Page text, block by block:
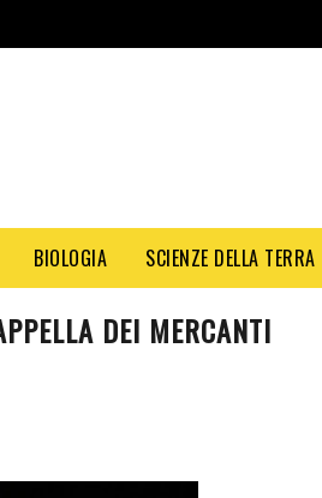
BIOLOGIA SCIENZE DELLA TERRA
DEI MERCANTI